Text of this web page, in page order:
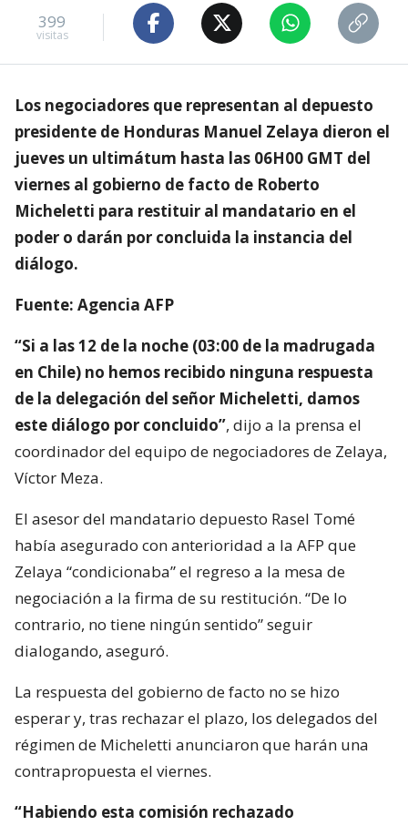
399
visitas
Los negociadores que representan al depuesto
presidente de Honduras Manuel Zelaya dieron el
jueves un ultimátum hasta las 06H00 GMT del
viernes al gobierno de facto de Roberto
Micheletti para restituir al mandatario en el
poder o darán por concluida la instancia del
diálogo.
Fuente: Agencia AFP
“Si a las 12 de la noche (03:00 de la madrugada
en Chile) no hemos recibido ninguna respuesta
de la delegación del señor Micheletti, damos
este diálogo por concluido”, dijo a la prensa el
coordinador del equipo de negociadores de Zelaya,
Víctor Meza.
El asesor del mandatario depuesto Rasel Tomé
había asegurado con anterioridad a la AFP que
Zelaya “condicionaba” el regreso a la mesa de
negociación a la firma de su restitución. “De lo
contrario, no tiene ningún sentido” seguir
dialogando, aseguró.
La respuesta del gobierno de facto no se hizo
esperar y, tras rechazar el plazo, los delegados del
régimen de Micheletti anunciaron que harán una
contrapropuesta el viernes.
“Habiendo esta comisión rechazado